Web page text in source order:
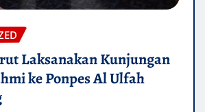
Laksanakan Kunjungan
ke Ponpes Al Ulfah